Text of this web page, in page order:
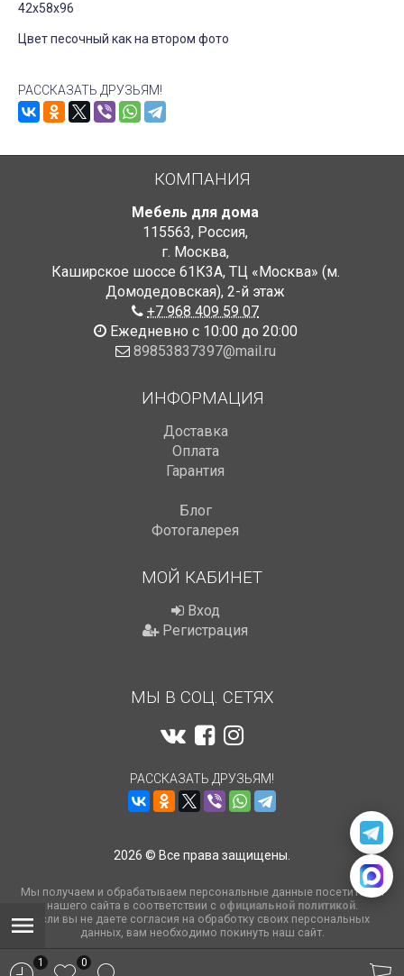
42х58х96
Цвет песочный как на втором фото
РАССКАЗАТЬ ДРУЗЬЯМ!
КОМПАНИЯ
Мебель для дома
115563, Россия,
г. Москва,
Каширское шоссе 61К3А, ТЦ «Москва» (м.
Домодедовская), 2-й этаж
+7 968 409 59 07
Ежедневно с 10:00 до 20:00
89853837397@mail.ru
ИНФОРМАЦИЯ
Доставка
Оплата
Гарантия
Блог
Фотогалерея
МОЙ КАБИНЕТ
Вход
Регистрация
МЫ В СОЦ. СЕТЯХ
РАССКАЗАТЬ ДРУЗЬЯМ!
2026 © Все права защищены.
Мы получаем и обрабатываем персональные данные посетителей
нашего сайта в соответствии с официальной политикой.
Если вы не даете согласия на обработку своих персональных
данных, вам необходимо покинуть наш сайт.
1 0